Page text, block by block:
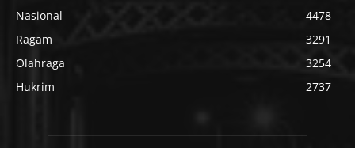
Nasional
4478
Ragam
3291
Olahraga
3254
Hukrim
2737